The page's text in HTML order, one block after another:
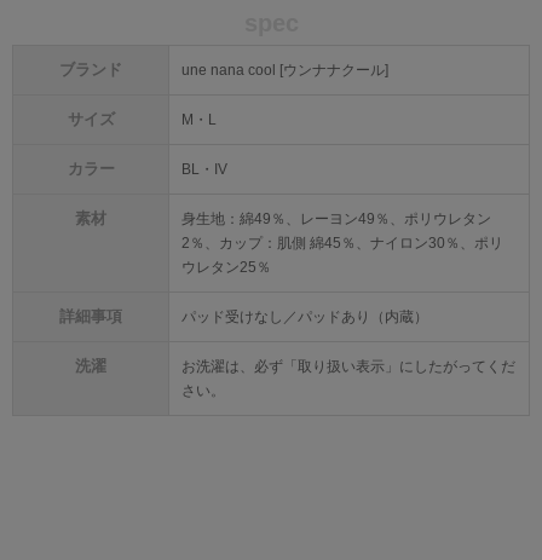
ブランド une nana cool [ウンナナクール]
サイズ M・L
カラー BL・IV
素材
身生地：綿49％、レーヨン49％、ポリウレタン
2％、カップ：肌側 綿45％、ナイロン30％、ポリ
ウレタン25％
詳細事項 パッド受けなし／パッドあり（内蔵）
洗濯
お洗濯は、必ず「取り扱い表示」にしたがってくだ
さい。